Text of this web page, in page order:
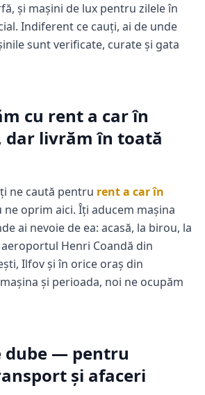
și mașini de lux pentru zilele în
Indiferent ce cauți, ai de unde
sunt verificate, curate și gata
cu rent a car în
dar livrăm în toată
ne caută pentru rent a car în
ne oprim aici. Îți aducem mașina
ai nevoie de ea: acasă, la birou, la
Henri Coandă din
Ilfov și în orice oraș din
și perioada, noi ne ocupăm
dube — pentru
și afaceri